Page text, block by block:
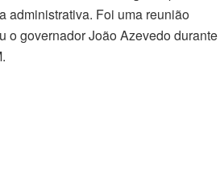
administrativa. Foi uma reunião
o governador João Azevedo durante